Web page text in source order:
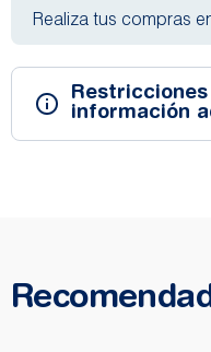
Realiza tus compras
Restricciones
información